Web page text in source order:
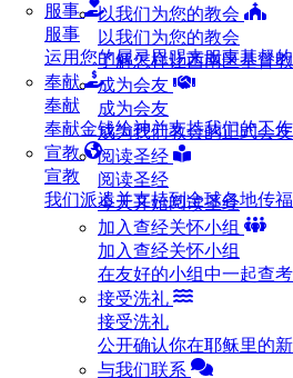
服事
服事
运用您的属灵恩赐来服事基督
奉献
奉献
奉献金钱给神并支持我们的工作
宣教
宣教
我们派遣并支持到全球各地传
以我们为您的教会
以我们为您的教会
了解怎样让西南区基督
成为会友
成为会友
成为我们教会的正式会友
阅读圣经
阅读圣经
今天开始阅读圣经
加入查经关怀小组
加入查经关怀小组
在友好的小组中一起查考
接受洗礼
接受洗礼
公开确认你在耶稣里的新
与我们联系